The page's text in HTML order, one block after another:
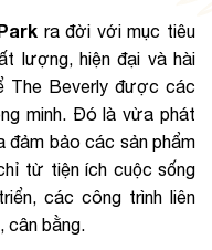
ra đời với mục tiêu
lượng, hiện đại và hài
The Beverly được các
minh. Đó là vừa phát
đảm bảo các sản phẩm
từ tiện ích cuộc sống
các công trình liên
cân bằng.